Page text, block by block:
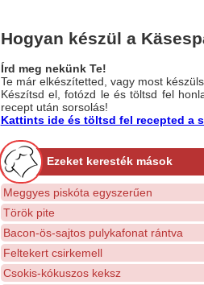
Hogyan készül a
Írd meg nekünk Te!
Te már elkészítetted, vagy most
Készítsd el, fotózd le és töltsd fel
recept után sorsolás!
Kattints ide és töltsd fel recepted a
Ezeket keresték mások
Meggyes piskóta egyszerűen
Török pite
Bacon-ös-sajtos pulykafonat rántva
Feltekert csirkemell
Csokis-kókuszos keksz